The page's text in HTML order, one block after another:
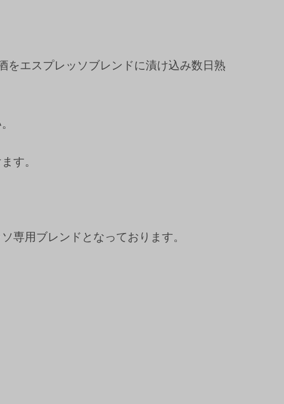
をエスプレッソブレンドに漬け込み数日熟
す。
専用ブレンドとなっております。